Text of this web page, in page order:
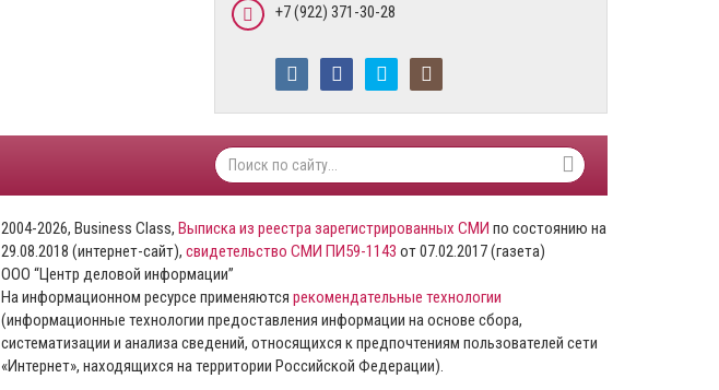
+7 (922) 371-30-28
2004-2026, Business Class, Выписка из реестра зарегистрированных СМИ по состоянию на
29.08.2018 (интернет-сайт), свидетельство СМИ ПИ59-1143 от 07.02.2017 (газета)
ООО “Центр деловой информации”
На информационном ресурсе применяются рекомендательные технологии
(информационные технологии предоставления информации на основе сбора,
систематизации и анализа сведений, относящихся к предпочтениям пользователей сети
«Интернет», находящихся на территории Российской Федерации).